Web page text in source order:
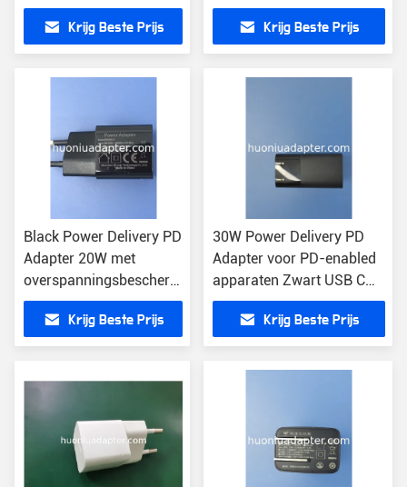
Inlaatspanning 100-
240V
Krijg Beste Prijs
geactiveerde apparaten
Krijg Beste Prijs
Black Power Delivery PD
Adapter 20W met
overspanningsbescherming
1.67A Uitgangsstroom
Krijg Beste Prijs
30W Power Delivery PD
Adapter voor PD-enabled
apparaten Zwart USB C
Power Charger2A Uitgang
Krijg Beste Prijs